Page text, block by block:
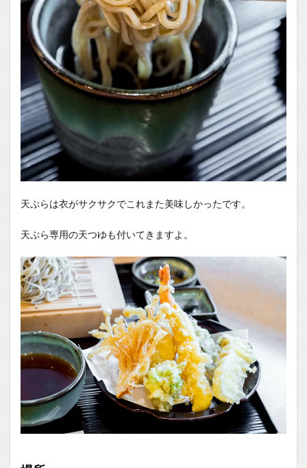
天ぷらは衣がサクサクでこれまた美味しかったです。
天ぷら専用の天つゆも付いてきますよ。